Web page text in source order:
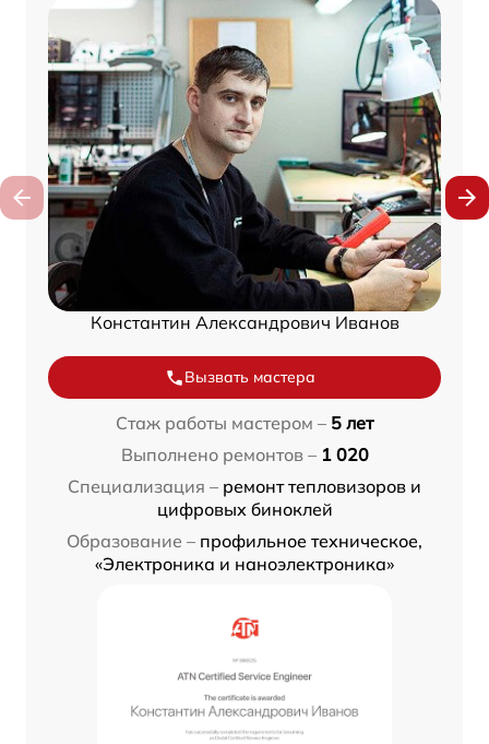
Константин Александрович Иванов
Вызвать мастера
Стаж работы мастером – 5 лет
Выполнено ремонтов – 1 020
Специализация – ремонт тепловизоров и
цифровых биноклей
Образование – профильное техническое,
«Электроника и наноэлектроника»